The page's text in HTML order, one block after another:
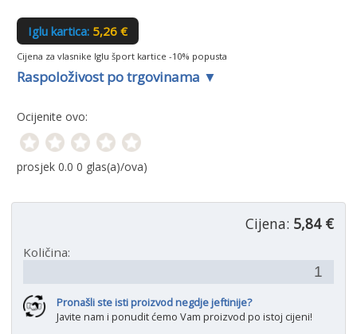
Iglu kartica: 5,26 €
Cijena za vlasnike Iglu šport kartice -10% popusta
Raspoloživost po trgovinama ▼
Ocijenite ovo:
prosjek 0.0 0 glas(a)/ova)
Cijena: 5,84 €
Količina:
Pronašli ste isti proizvod negdje jeftinije?
Javite nam i ponudit ćemo Vam proizvod po istoj cijeni!